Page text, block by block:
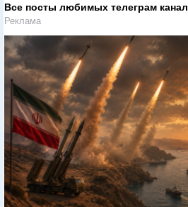
Все посты любимых телеграм
Реклама